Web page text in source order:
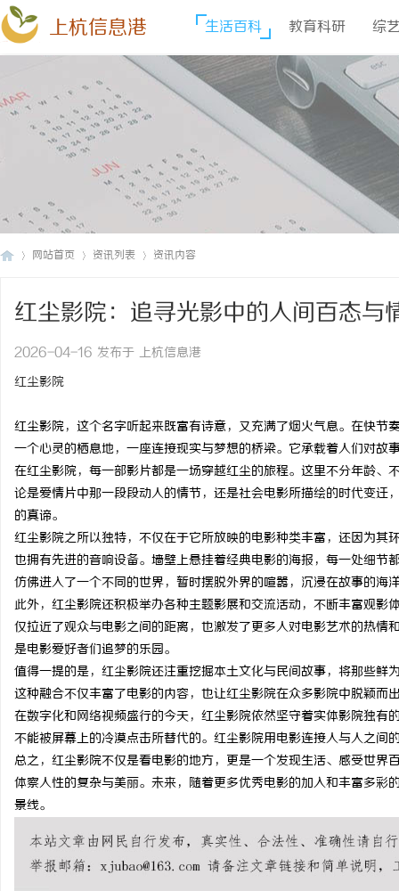
上杭信息港 生活百科 教育科研 综
网站首页 资讯列表 资讯内容
红尘影院：追寻光影中的人间百态与
2026-04-16 发布于 上杭信息港
红尘影院
红尘影院，这个名字听起来既富有诗意，又充满了烟火气息。在快
一个心灵的栖息地，一座连接现实与梦想的桥梁。它承载着人们对故
在红尘影院，每一部影片都是一场穿越红尘的旅程。这里不分年龄
论是爱情片中那一段段动人的情节，还是社会电影所描绘的时代变
的真谛。
红尘影院之所以独特，不仅在于它所放映的电影种类丰富，还因为
也拥有先进的音响设备。墙壁上悬挂着经典电影的海报，每一处细
仿佛进入了一个不同的世界，暂时摆脱外界的喧嚣，沉浸在故事的海
此外，红尘影院还积极举办各种主题影展和交流活动，不断丰富观
仅拉近了观众与电影之间的距离，也激发了更多人对电影艺术的热
是电影爱好者们追梦的乐园。
值得一提的是，红尘影院还注重挖掘本土文化与民间故事，将那些
这种融合不仅丰富了电影的内容，也让红尘影院在众多影院中脱颖而
在数字化和网络视频盛行的今天，红尘影院依然坚守着实体影院独
不能被屏幕上的冷漠点击所替代的。红尘影院用电影连接人与人之间
总之，红尘影院不仅是看电影的地方，更是一个发现生活、感受世
体察人性的复杂与美丽。未来，随着更多优秀电影的加入和丰富多
景线。
揭秘！专业充电桩项目
哪些行业秘诀？